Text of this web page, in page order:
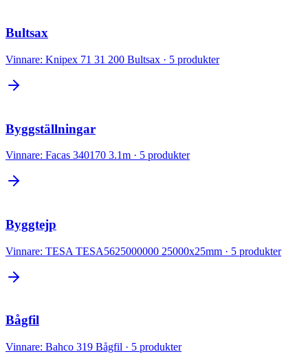
Bultsax
Vinnare: Knipex 71 31 200 Bultsax · 5 produkter
Byggställningar
Vinnare: Facas 340170 3.1m · 5 produkter
Byggtejp
Vinnare: TESA TESA5625000000 25000x25mm · 5 produkter
Bågfil
Vinnare: Bahco 319 Bågfil · 5 produkter